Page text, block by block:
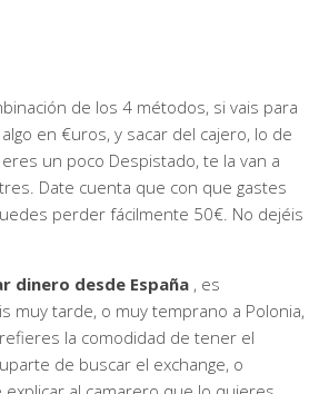
de los 4 métodos, si vais para
en €uros, y sacar del cajero, lo de
un poco Despistado, te la van a
Date cuenta que con que gastes
perder fácilmente 50€. No dejéis
dinero desde España , es
muy tarde, o muy temprano a Polonia,
la comodidad de tener el
de buscar el exchange, o